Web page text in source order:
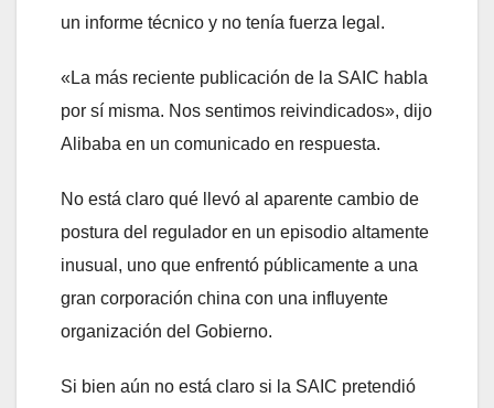
un informe técnico y no tenía fuerza legal.
«La más reciente publicación de la SAIC habla
por sí misma. Nos sentimos reivindicados», dijo
Alibaba en un comunicado en respuesta.
No está claro qué llevó al aparente cambio de
postura del regulador en un episodio altamente
inusual, uno que enfrentó públicamente a una
gran corporación china con una influyente
organización del Gobierno.
Si bien aún no está claro si la SAIC pretendió